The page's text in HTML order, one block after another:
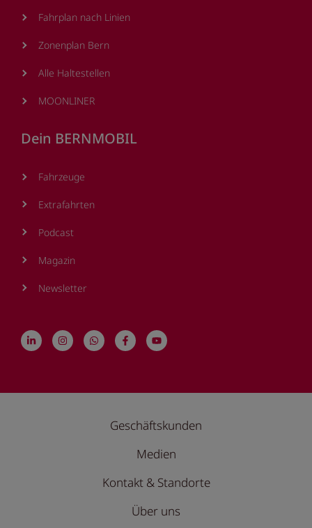
Fahrplan nach Linien
Zonenplan Bern
Alle Haltestellen
MOONLINER
Dein BERNMOBIL
Fahrzeuge
Extrafahrten
Podcast
Magazin
Newsletter
Geschäftskunden
Medien
Kontakt & Standorte
Über uns